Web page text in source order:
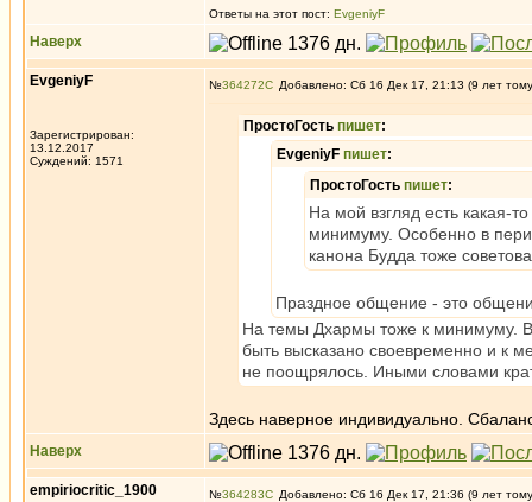
Ответы на этот пост: EvgeniyF
Наверх
EvgeniyF
Зарегистрирован:
13.12.2017
Суждений: 1571
№364272 Добавлено: Сб 16 Дек 17, 21:13 (9 лет
ПростоГость пишет:
EvgeniyF пишет:
ПростоГость пишет:
На мой взгляд есть какая-
минимуму. Особенно в
канона Будда тоже
Праздное общение - это
На темы Дхармы тоже к минимуму. В
быть высказано своевременно и к
не поощрялось. Иными словами
Здесь наверное индивидуально.
Наверх
empiriocritic_1900 №364283 Добавлено: Сб 16 Дек 17, 21:36 (9 лет